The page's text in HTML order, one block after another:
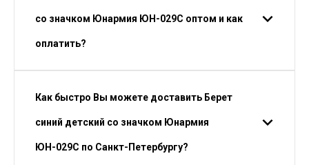
со значком Юнармия ЮН-029С оптом и как
оплатить?
Как быстро Вы можете доставить Берет
синий детский со значком Юнармия
ЮН-029С по Санкт-Петербургу?